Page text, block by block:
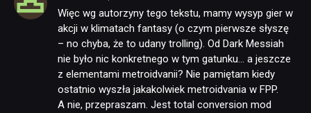
Więc wg autorzyny tego tekstu, mamy wysyp gier w
akcji w klimatach fantasy (o czym pierwsze słyszę
– no chyba, że to udany trolling). Od Dark Messiah
nie było nic konkretnego w tym gatunku… a jeszcze
z elementami metroidvanii? Nie pamiętam kiedy
ostatnio wyszła jakakolwiek metroidvania w FPP.
A nie, przepraszam. Jest total conversion mod